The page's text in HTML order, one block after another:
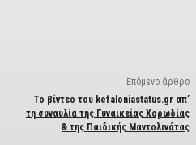
Επόμενο άρθρο
Το βίντεο του kefaloniastatus.gr απ’
τη συναυλία της Γυναικείας Χορωδίας
& της Παιδικής Μαντολινάτας